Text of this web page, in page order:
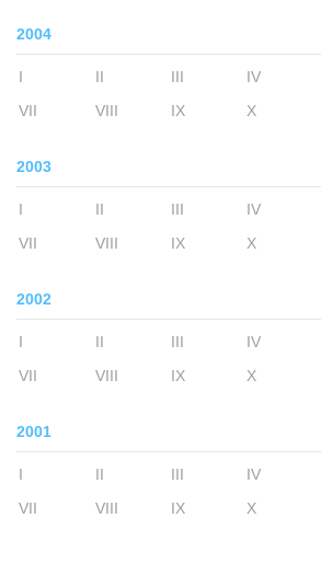
2004
I II III IV
VII
VIII IX X
2003
I II III IV
VII
VIII IX X
2002
I II III IV
VII
VIII IX X
2001
I II III IV
VII
VIII IX X